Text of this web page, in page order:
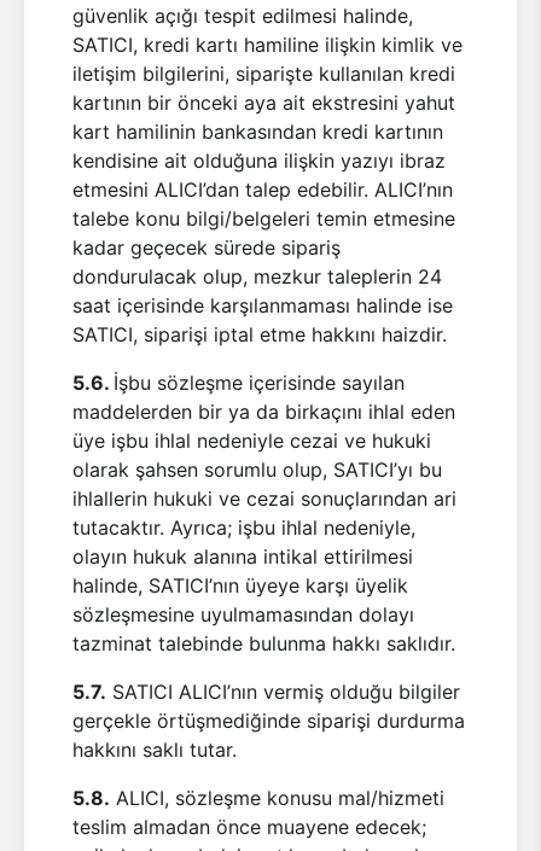
güvenlik açığı tespit edilmesi halinde,
SATICI, kredi kartı hamiline ilişkin kimlik ve
iletişim bilgilerini, siparişte kullanılan kredi
kartının bir önceki aya ait ekstresini yahut
kart hamilinin bankasından kredi kartının
kendisine ait olduğuna ilişkin yazıyı ibraz
etmesini ALICI’dan talep edebilir. ALICI’nın
talebe konu bilgi/belgeleri temin etmesine
kadar geçecek sürede sipariş
dondurulacak olup, mezkur taleplerin 24
saat içerisinde karşılanmaması halinde ise
SATICI, siparişi iptal etme hakkını haizdir.
5.6. İşbu sözleşme içerisinde sayılan
maddelerden bir ya da birkaçını ihlal eden
üye işbu ihlal nedeniyle cezai ve hukuki
olarak şahsen sorumlu olup, SATICI’yı bu
ihlallerin hukuki ve cezai sonuçlarından ari
tutacaktır. Ayrıca; işbu ihlal nedeniyle,
olayın hukuk alanına intikal ettirilmesi
halinde, SATICI’nın üyeye karşı üyelik
sözleşmesine uyulmamasından dolayı
tazminat talebinde bulunma hakkı saklıdır.
5.7. SATICI ALICI’nın vermiş olduğu bilgiler
gerçekle örtüşmediğinde siparişi durdurma
hakkını saklı tutar.
5.8. ALICI, sözleşme konusu mal/hizmeti
teslim almadan önce muayene edecek;